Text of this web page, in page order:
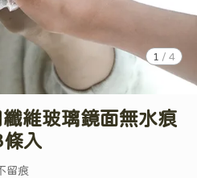
1 / 4
纖維玻璃鏡面無水痕
入
留痕